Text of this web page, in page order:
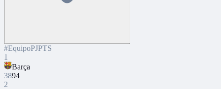
#EquipoPJPTS
1
Barça
3894
2